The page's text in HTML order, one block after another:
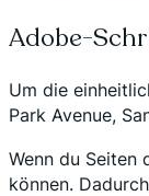
Adobe-
Um die
Park Avenue,
Wenn du
können.